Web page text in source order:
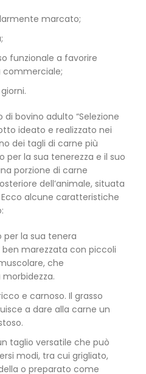
marcato;
funzionale a favorire
commerciale;
bovino adulto “Selezione
ideato e realizzato nei
dei tagli di carne più
per la sua tenerezza e il suo
porzione di carne
dell’animale, situata
alcune caratteristiche
la sua tenera
marezzata con piccoli
che
e carnoso. Il grasso
a dare alla carne un
taglio versatile che può
modi, tra cui grigliato,
o preparato come